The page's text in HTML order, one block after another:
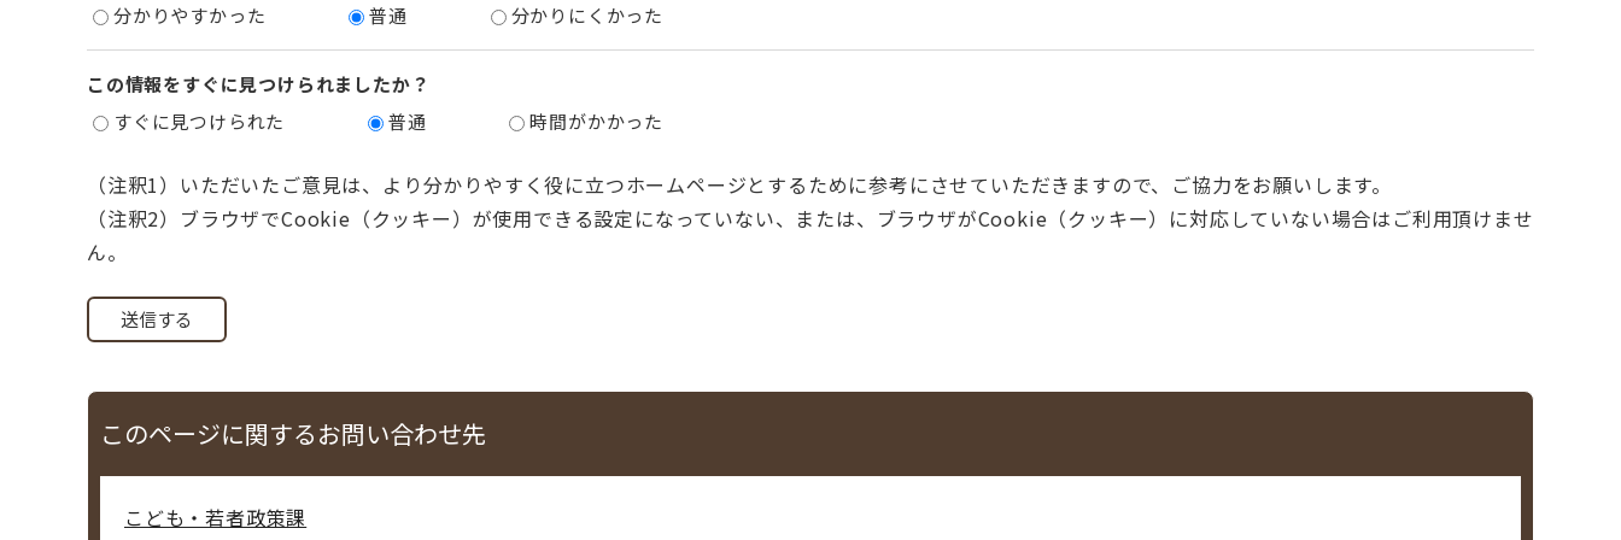
分かりやすかった
普通 分かりにくかった
この情報をすぐに見つけられましたか？
すぐに見つけられた
普通 時間がかかった
（注釈1）いただいたご意見は、より分かりやすく役に立つホームページとするために参考にさせていただきますので、ご協力をお願いします。
（注釈2）ブラウザでCookie（クッキー）が使用できる設定になっていない、または、ブラウザがCookie（クッキー）に対応していない場合はご利用頂けませ
ん。
このページに関するお問い合わせ先
こども・若者政策課